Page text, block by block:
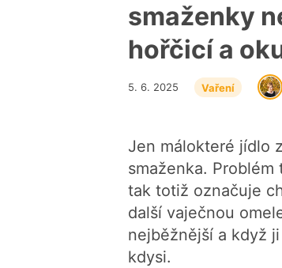
smaženky
hořčicí a
5. 6. 2025 Vaření
Jen málokteré jídlo
smaženka.
tak totiž označuje
další vaječnou
nejběžnější a když
kdysi.